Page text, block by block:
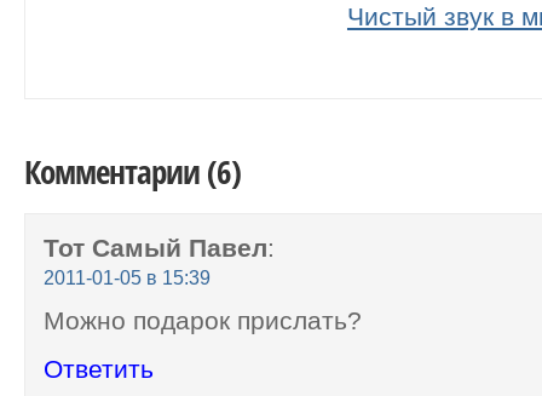
Чистый звук в
Комментарии (6)
Тот Самый Павел:
2011-01-05 в 15:39
Можно подарок прислать?
Ответить